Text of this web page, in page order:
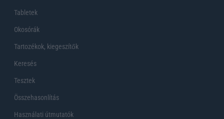
Tabletek
Okosórák
Tartozékok, kiegeszítők
Keresés
Tesztek
Összehasonlítás
Használati útmutatók